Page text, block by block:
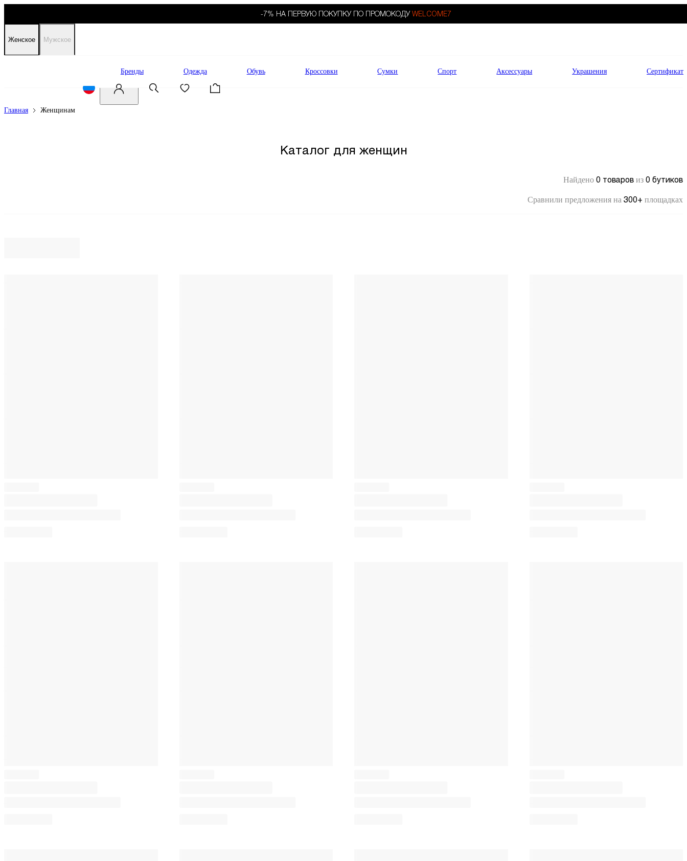
-7% НА ПЕРВУЮ ПОКУПКУ ПО ПРОМОКОДУ WELCOME7
Женское Мужское
Бренды Одежда Обувь Кроссовки Сумки Спорт Аксессуары Украшения Сертификат
Главная Женщинам
Каталог для женщин
Найдено 0 товаров из 0 бутиков
Сравнили предложения на 300+ площадках